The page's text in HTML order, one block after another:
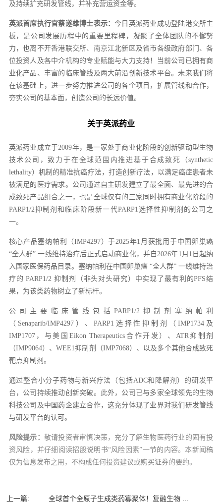
及持续扩充研发管线，并补充营运资金等。
英派首席执行官蔡遂雄博士表示： 今日英派药业成功登陆港交所主
板，是公司发展历程中的重要里程碑，凝聚了全体团队的不懈努
力，也离不开香港联交所、南京江北新区及省市各级政府部门、各
位投资人及各中介机构的专业赋能与大力支持！当前公司已拥有商
业化产品、丰富的临床管线及两大前沿创新技术平台。未来我们将
在该基础上，进一步努力推进公司的各个项目，扩展管线和合作，
夯实公司的基本面，创造公司的长远价值。
关于英派药业
英派药业成立于2009年，是一家处于商业化阶段的创新驱动型生物
技术公司，致力于在全球范围内推进基于合成致死（synthetic
lethality）机制的精准抗癌疗法，打造创新疗法，以满足癌症患者未
被满足的医疗需求。公司通过自主研发建立了最全面、最先进的合
成致死产品组合之一，也是全球仅有的三家同时拥有商业化阶段的
PARP1/2抑制剂和临床阶段新一代PARP1选择性抑制剂的公司之
一。
核心产品塞纳帕利（IMP4297）于2025年1月获批用于中国卵巢癌
“全人群” 一线维持治疗后正式启动商业化，并自2026年1月1日起纳
入国家医保药品目录。塞纳帕利在中国卵巢癌 “全人群” 一线维持治
疗的 PARP1/2 抑制剂（非头对头研究）中实现了最有利的PFS结
果，为该类药物树立了新标杆。
公司主要临床管线包括PARP1/2抑制剂塞纳帕利
（Senaparib/IMP4297）、PARP1选择性抑制剂（IMP1734及
IMP1707，与美国Eikon Therapeutics合作开发）、ATR抑制剂
（IMP9064）、WEE1抑制剂（IMP7068）、以及多个其他合成致死
靶点抑制剂。
通过整合小分子药物与新兴疗法（包括ADC和降解剂）的研发平
台，公司持续推动创新突破。此外，公司已与多家全球领先的生物
科技公司及中国药企建立合作，这充分体现了业界对我们研发管线
与研发平台的认可。
风险提示： 敬请投资者审慎决策，充分了解生物医药行业的固有投
资风险，并仔细阅读招股说明书“风险因素”一节的内容。本新闻稿
仅为信息发布之用，不构成任何投资建议或购买证券的要约。
上一篇: 全球首个全原子生成类药寡聚体！复融生物 ...